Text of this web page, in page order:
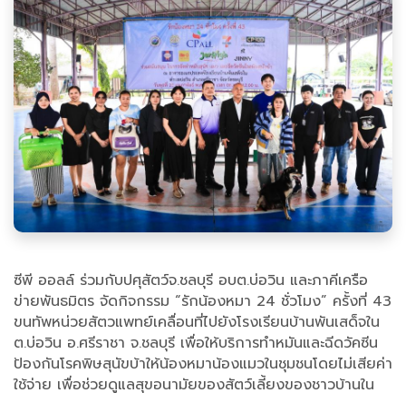
ซีพี ออลล์ ร่วมกับปศุสัตว์จ.ชลบุรี อบต.บ่อวิน และภาคีเครือ
ข่ายพันธมิตร จัดกิจกรรม “รักน้องหมา 24 ชั่วโมง” ครั้งที่ 43
ขนทัพหน่วยสัตวแพทย์เคลื่อนที่ไปยังโรงเรียนบ้านพันเสด็จใน
ต.บ่อวิน อ.ศรีราชา จ.ชลบุรี เพื่อให้บริการทำหมันและฉีดวัคซีน
ป้องกันโรคพิษสุนัขบ้าให้น้องหมาน้องแมวในชุมชนโดยไม่เสียค่า
ใช้จ่าย เพื่อช่วยดูแลสุขอนามัยของสัตว์เลี้ยงของชาวบ้านใน